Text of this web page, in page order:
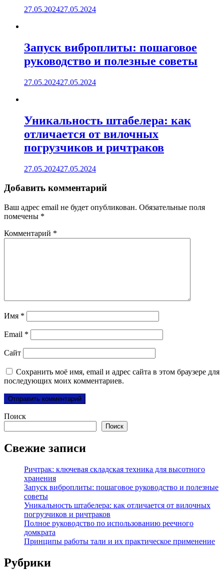
27.05.202427.05.2024
Запуск виброплиты: пошаговое
руководство и полезные советы
27.05.202427.05.2024
Уникальность штабелера: как
отличается от вилочных
погрузчиков и ричтраков
27.05.202427.05.2024
Добавить комментарий
Ваш адрес email не будет опубликован. Обязательные поля
помечены *
Комментарий *
Имя *
Email *
Сайт
Сохранить моё имя, email и адрес сайта в этом браузере для
последующих моих комментариев.
Поиск
Поиск
Свежие записи
Ричтрак: ключевая складская техника для высотного
хранения
Запуск виброплиты: пошаговое руководство и полезные
советы
Уникальность штабелера: как отличается от вилочных
погрузчиков и ричтраков
Полное руководство по использованию реечного
домкрата
Принципы работы тали и их практическое применение
Рубрики